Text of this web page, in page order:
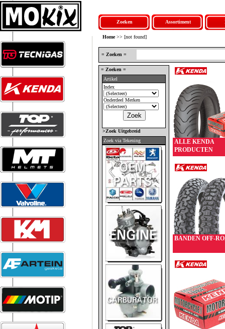
Zoeken Assortiment
Home>> [not found]
= Zoeken =
= Zoeken =
Artikel
Index
Onderdeel Merken
>Zoek Uitgebreid
Zoek via Tekening
ALLE KENDA
PRODUCTEN
BANDEN OFF-